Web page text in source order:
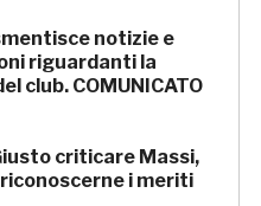
notizie e
riguardanti la
club. COMUNICATO
criticare Massi,
i meriti